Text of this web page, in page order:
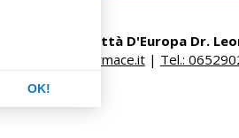
Farmacia Città D'Europa Dr.
info@farmace.it | Tel.: